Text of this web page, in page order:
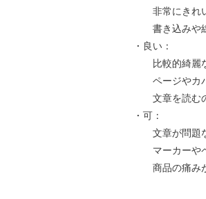
非常にきれい
書き込みや線
・良い：
比較的綺麗な
ページやカバ
文章を読むの
・可：
文章が問題な
マーカーやペ
商品の痛みが